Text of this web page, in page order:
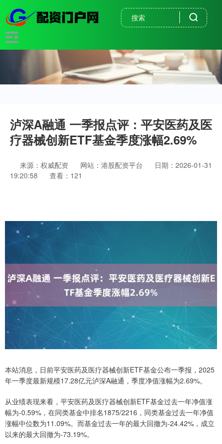
泸深A融通 一季报点评：平安医药及医
疗器械创新ETF基金季度涨幅2.69%
来源：权威配资 网站：港股配资平台
日期：2026-01-31
19:20:58
查看：121
本站消息，日前平安医药及医疗器械创新ETF基金公布一季报，2025
年一季度最新规模17.28亿元泸深A融通，季度净值涨幅为2.69%。
从业绩表现来看，平安医药及医疗器械创新ETF基金过去一年净值涨
幅为-0.59%，在同类基金中排名1875/2216，同类基金过去一年净值
涨幅中位数为11.09%。而基金过去一年的最大回撤为-24.42%，成立
以来的最大回撤为-73.19%。